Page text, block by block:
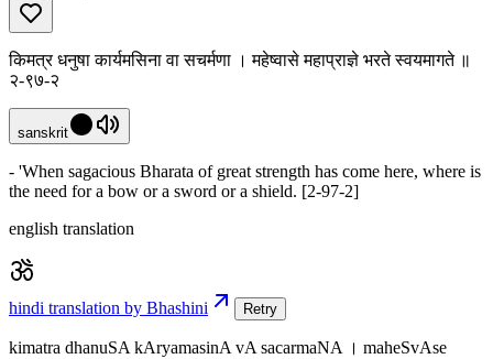
किमत्र धनुषा कार्यमसिना वा सचर्मणा । महेष्वासे महाप्राज्ञे भरते स्वयमागते ॥
२-९७-२
sanskrit
- 'When sagacious Bharata of great strength has come here, where is
the need for a bow or a sword or a shield. [2-97-2]
english translation
hindi translation by Bhashini Retry
kimatra dhanuSA kAryamasinA vA sacarmaNA । maheSvAse